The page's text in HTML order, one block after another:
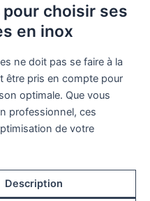
choisir ses
en inox
ne doit pas se faire à la
être pris en compte pour
optimale. Que vous
professionnel, ces
de votre
Description